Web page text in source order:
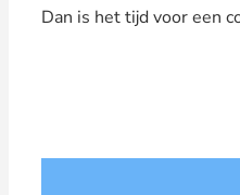
Dan is het tijd voor een